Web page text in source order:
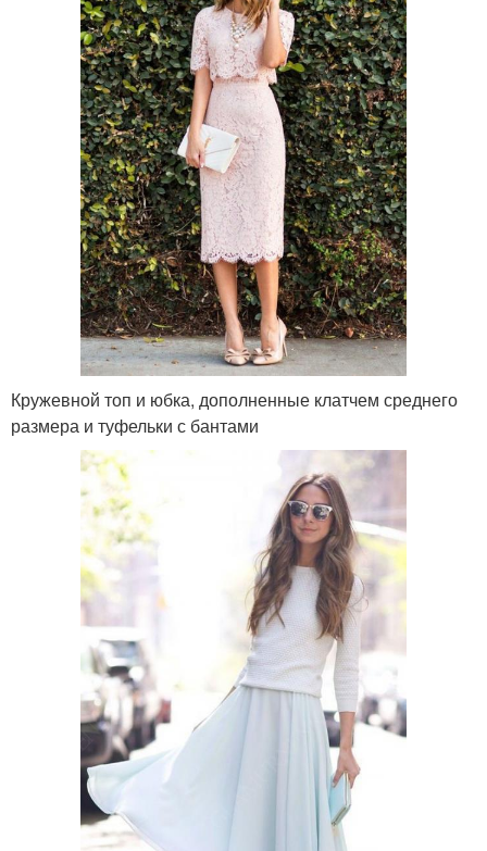
Кружевной топ и юбка, дополненные клатчем среднего
размера и туфельки с бантами